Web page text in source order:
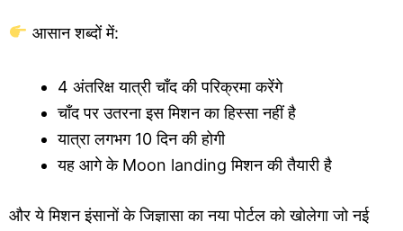
आसान शब्दों में:
4 अंतरिक्ष यात्री चाँद की परिक्रमा करेंगे
चाँद पर उतरना इस मिशन का हिस्सा नहीं है
यात्रा लगभग 10 दिन की होगी
यह आगे के Moon landing मिशन की तैयारी है
और ये मिशन इंसानों के जिज्ञासा का नया पोर्टल को खोलेगा जो नई